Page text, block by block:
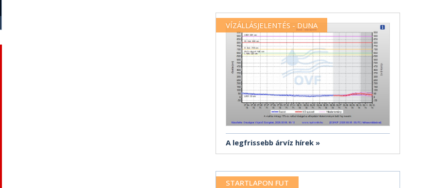
VÍZÁLLÁSJELENTÉS - DUNA
A legfrissebb árvíz hírek
STARTLAPON FUT